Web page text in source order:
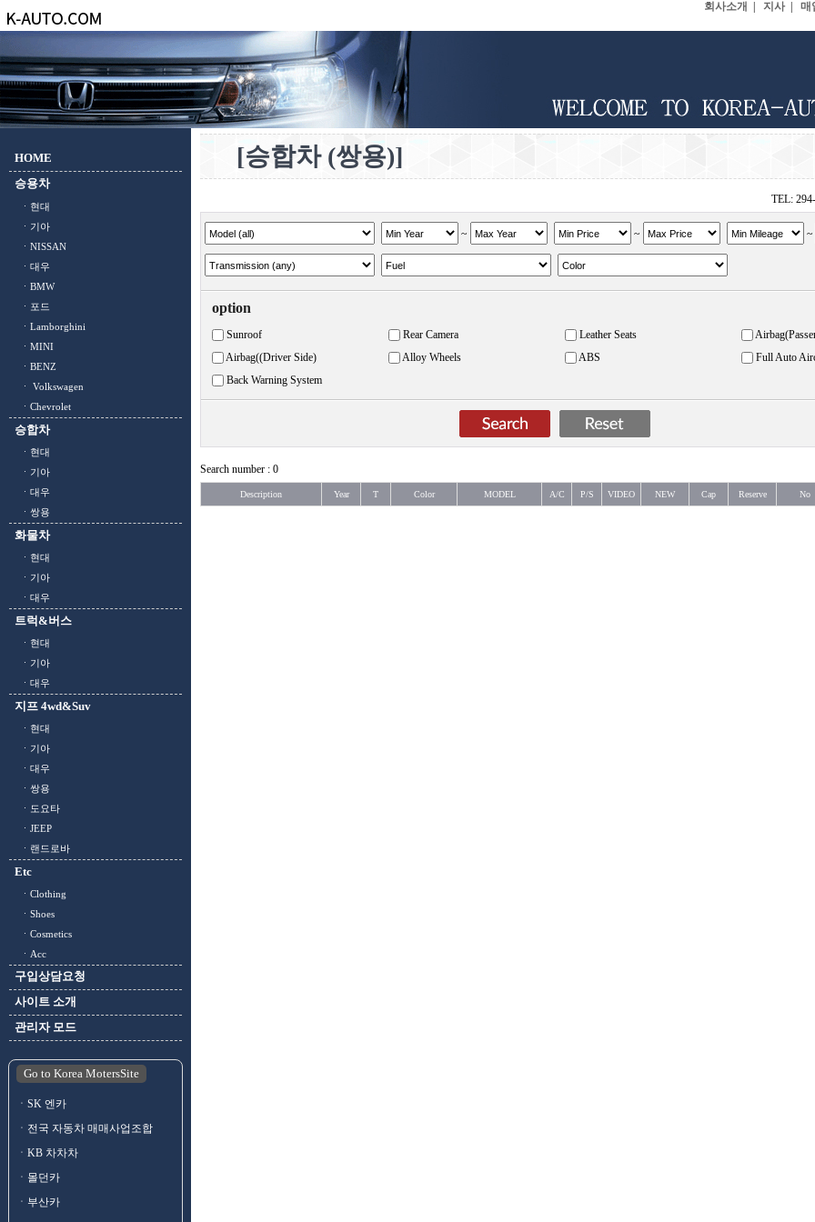
회사소개 지사| 매
HOME
승용차
ㆍ현대
ㆍ기아
ㆍNISSAN
ㆍ대우
ㆍBMW
ㆍ포드
ㆍLamborghini
ㆍMINI
ㆍBENZ
ㆍ Volkswagen
ㆍChevrolet
승합차
ㆍ현대
ㆍ기아
ㆍ대우
ㆍ쌍용
화물차
ㆍ현대
ㆍ기아
ㆍ대우
트럭&버스
ㆍ현대
ㆍ기아
ㆍ대우
지프 4wd&Suv
ㆍ현대
ㆍ기아
ㆍ대우
ㆍ쌍용
ㆍ도요타
ㆍJEEP
ㆍ랜드로바
Etc
ㆍClothing
ㆍShoes
ㆍCosmetics
ㆍAcc
구입상담요청
사이트 소개
관리자 모드
Go to Korea MotersSite
ㆍSK 엔카
ㆍ전국 자동차 매매사업조합
ㆍKB 차차차
ㆍ몰던카
ㆍ부산카
[승합차 (쌍용)]
TEL:
~ ~ ~
option
Sunroof Rear Camera Leather Seats
Airbag((Driver Side)
Alloy Wheels ABS
Full Auto
Back Warning System
Search number : 0
Description Year T Color MODEL A/C P/S VIDEO NEW Cap Reserve No